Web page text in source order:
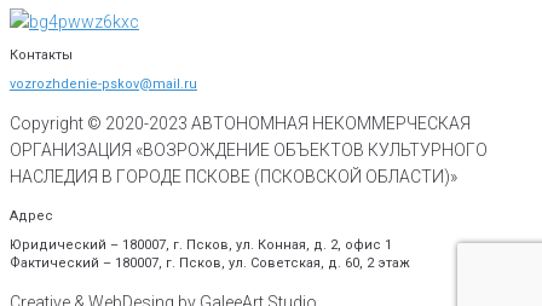
Контакты
vozrozhdenie-pskov@mail.ru
Copyright © 2020-2023 АВТОНОМНАЯ НЕКОММЕРЧЕСКАЯ
ОРГАНИЗАЦИЯ «ВОЗРОЖДЕНИЕ ОБЪЕКТОВ КУЛЬТУРНОГО
НАСЛЕДИЯ В ГОРОДЕ ПСКОВЕ (ПСКОВСКОЙ ОБЛАСТИ)»
Адрес
Юридический – 180007, г. Псков, ул. Конная, д. 2, офис 1
Фактический – 180007, г. Псков, ул. Советская, д. 60, 2 этаж